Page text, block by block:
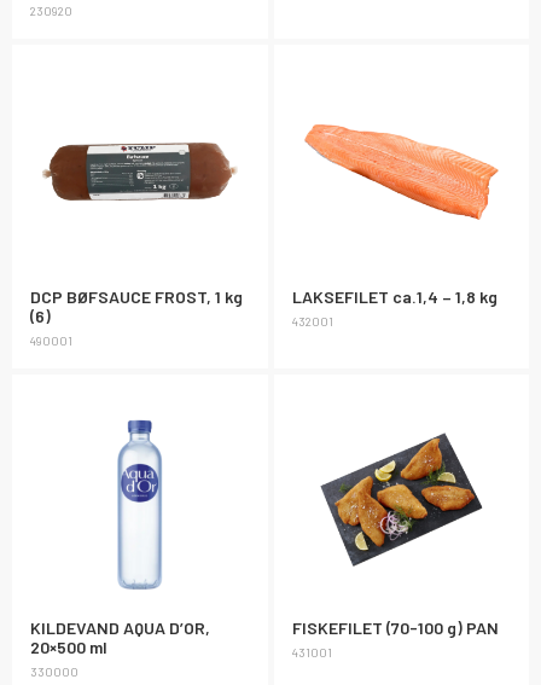
230920
DCP BØFSAUCE FROST, 1 kg
(6)
490001
LAKSEFILET ca.1,4 – 1,8 kg
432001
KILDEVAND AQUA D’OR,
20×500 ml
330000
FISKEFILET (70-100 g) PAN
431001